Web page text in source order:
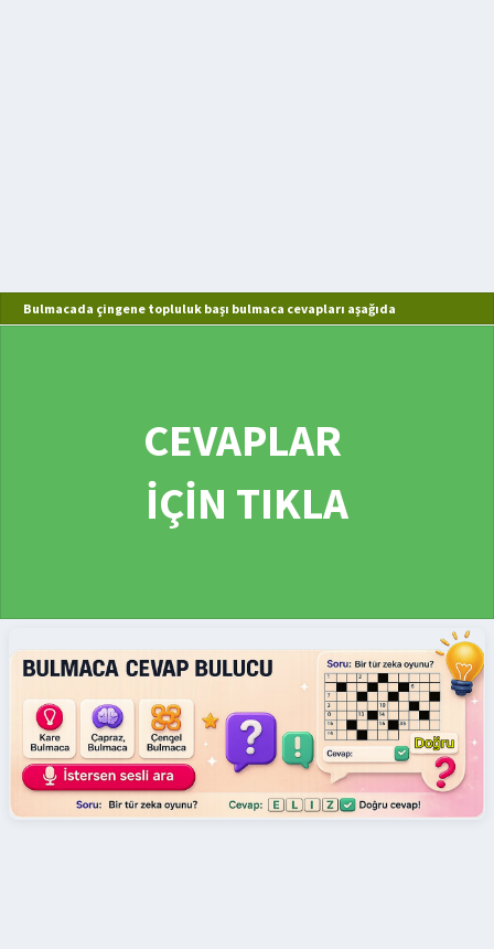
Bulmacada çingene topluluk başı bulmaca cevapları aşağıda
CEVAPLAR
İÇİN TIKLA